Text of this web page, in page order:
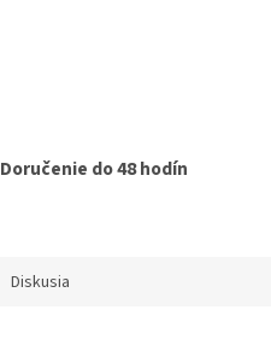
Doručenie do 48 hodín
Diskusia